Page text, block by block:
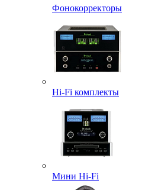
Фонокорректоры
Hi-Fi комплекты
Мини Hi-Fi